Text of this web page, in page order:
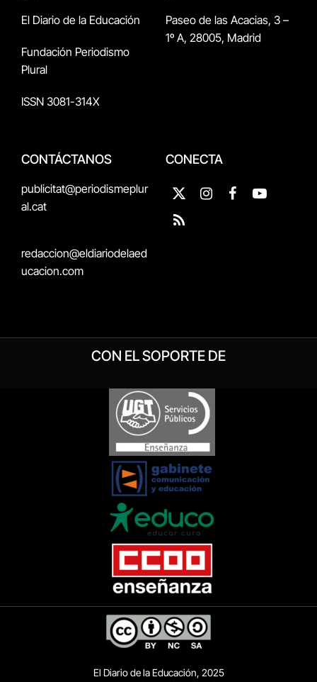
El Diario de la Educación
Fundación Periodismo
Plural
ISSN 3081-314X
Paseo de las Acacias, 3 –
1º A, 28005, Madrid
CONTÁCTANOS
publicitat@periodismeplur
al.cat
redaccion@eldiariodelaed
ucacion.com
CONECTA
X
(Twitter)
InstagramFacebookYouTube
RSS
CON EL SOPORTE DE
El Diario de la Educación, 2025